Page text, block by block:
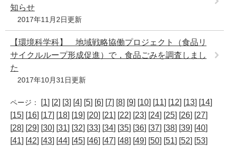
知らせ
2017年11月2日更新
【環境科学科】 地域戦略協働プロジェクト（食品リ
サイクルループ形成促進）で，食品ごみを調査しまし
た
2017年10月31日更新
ページ： [1] [2] [3] [4] [5] [6] [7] [8] [9] [10] [11] [12] [13] [14]
[15] [16] [17] [18] [19] [20] [21] [22] [23] [24] [25] [26] [27]
[28] [29] [30] [31] [32] [33] [34] [35] [36] [37] [38] [39] [40]
[41] [42] [43] [44] [45] [46] [47] [48] [49] [50] [51] [52] [53]